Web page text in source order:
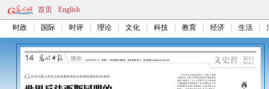
首页 English
时政 国际 时评 理论 文化 科技 教育 经济 生活